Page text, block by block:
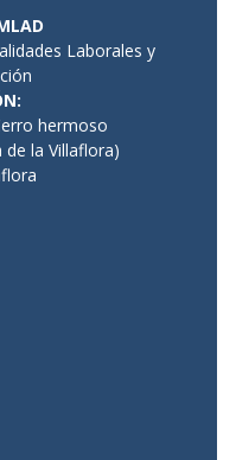
Laborales y
:
hermoso
de la Villaflora)